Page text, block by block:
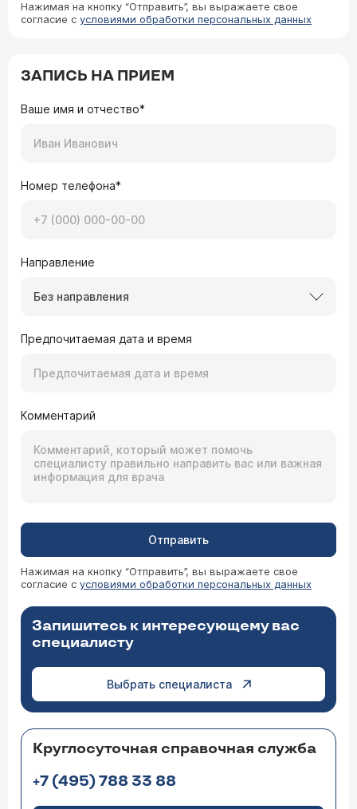
Нажимая на кнопку “Отправить”, вы выражаете свое
согласие с условиями обработки персональных данных
ЗАПИСЬ НА ПРИЕМ
Ваше имя и отчество*
Номер телефона*
Направление
Без направления
Предпочитаемая дата и время
Комментарий
Отправить
Нажимая на кнопку “Отправить”, вы выражаете свое
согласие с условиями обработки персональных данных
Запишитесь к интересующему вас
специалисту
Выбрать специалиста
Круглосуточная справочная служба
+7 (495) 788 33 88